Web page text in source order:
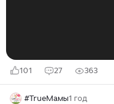
101 27 363
#TrueМамы1 год